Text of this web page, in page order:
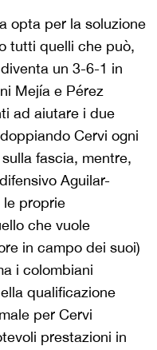
opta per la soluzione
tutti quelli che può,
un 3-6-1 in
Mejía e Pérez
ad aiutare i due
Cervi ogni
fascia, mentre,
Aguilar-
le proprie
che vuole
in campo dei suoi)
i colombiani
qualificazione
per Cervi
prestazioni in